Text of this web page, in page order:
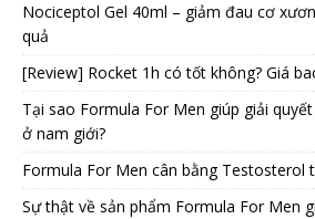
Nociceptol Gel 40ml – giảm đau cơ
quả
[Review] Rocket 1h có tốt không? Giá
Tại sao Formula For Men giúp giải
ở nam giới?
Formula For Men cân bằng Testosterol
Sự thật về sản phẩm Formula For Men